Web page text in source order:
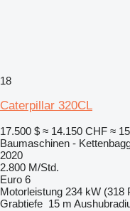
18
Caterpillar 320CL
17.500 $ ≈ 14.150 CHF ≈
Baumaschinen -
2020
2.800 M/Std.
Euro 6
Motorleistung 234 kW (318
Grabtiefe 15 m